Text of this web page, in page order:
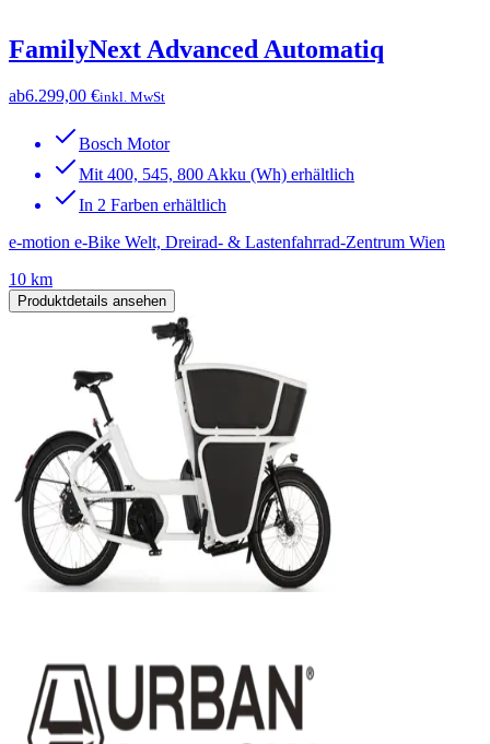
FamilyNext Advanced Automatiq
ab6.299,00 €inkl. MwSt
Bosch Motor
Mit 400, 545, 800 Akku (Wh) erhältlich
In 2 Farben erhältlich
e-motion e-Bike Welt, Dreirad- & Lastenfahrrad-Zentrum Wien
10 km
Produktdetails ansehen